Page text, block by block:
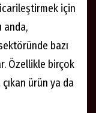
için
anda,
bazı
Özellikle birçok
ürün ya da